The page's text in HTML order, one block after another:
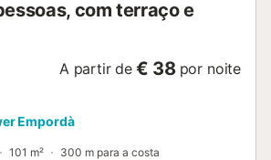
com terraço e
A partir de € 38 por noite
Empordà
101 m² 300 m para a costa